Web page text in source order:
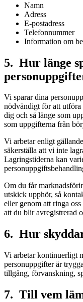
Namn
Adress
E-postadress
Telefonnummer
Information om
5. Hur länge
Vi sparar dina
nödvändigt för att utföra
dig och så länge som
som uppgifterna från
Vi arbetar enligt
säkerställa att vi inte
Lagringstiderna kan
Om du får
utskick upphör, så
eller genom att ringa
att du blir avregistrerad
6. Hur
Vi arbetar kontinuerligt
personuppgifter är
tillgång, förvanskning,
7. Till vem